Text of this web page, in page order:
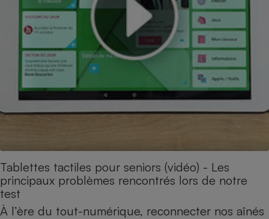
Tablettes tactiles pour seniors (vidéo) - Les
principaux problèmes rencontrés lors de notre
test
À l’ère du tout-numérique, reconnecter nos aînés